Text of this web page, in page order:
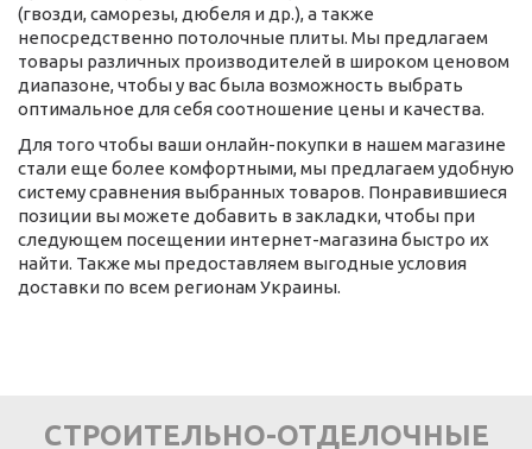
(гвозди, саморезы, дюбеля и др.), а также
непосредственно потолочные плиты. Мы предлагаем
товары различных производителей в широком ценовом
диапазоне, чтобы у вас была возможность выбрать
оптимальное для себя соотношение цены и качества.
Для того чтобы ваши онлайн-покупки в нашем магазине
стали еще более комфортными, мы предлагаем удобную
систему сравнения выбранных товаров. Понравившиеся
позиции вы можете добавить в закладки, чтобы при
следующем посещении интернет-магазина быстро их
найти. Также мы предоставляем выгодные условия
доставки по всем регионам Украины.
СТРОИТЕЛЬНО-ОТДЕЛОЧНЫЕ